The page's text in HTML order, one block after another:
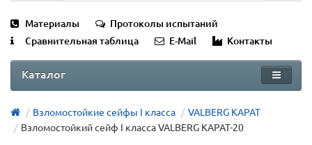
Материалы
Протоколы испытаний
Сравнительная таблица
E-Mail Контакты
Каталог
Взломостойкие сейфы I класса
VALBERG КАРАТ
Взломостойкий сейф I класса VALBERG КАРАТ-20